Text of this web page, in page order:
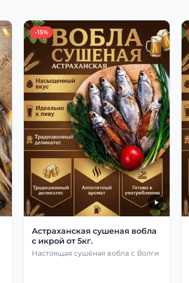
-15%
Астраханская сушеная вобла
с икрой от 5кг.
Настоящая сушёная вобла с Волги